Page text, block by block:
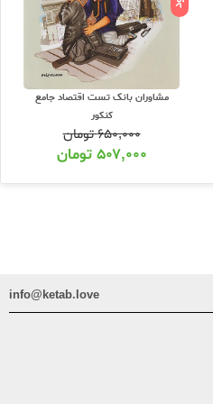
مشاوران بانک تست اقتصاد جامع
کنکور
۶۵۰,۰۰۰تومان
۵۰۷,۰۰۰ تومان
info@ketab.love